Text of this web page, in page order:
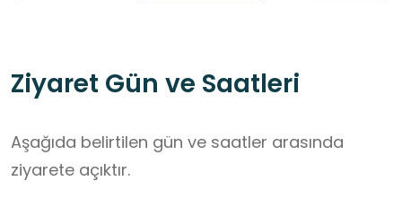
Ziyaret Gün ve Saatleri
Aşağıda belirtilen gün ve saatler arasında
ziyarete açıktır.